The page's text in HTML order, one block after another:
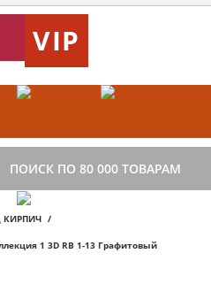
VIP
ПОИСК ПО 80 000 ТОВАРАМ
КИРПИЧ
1 3D RB 1-13 Графитовый